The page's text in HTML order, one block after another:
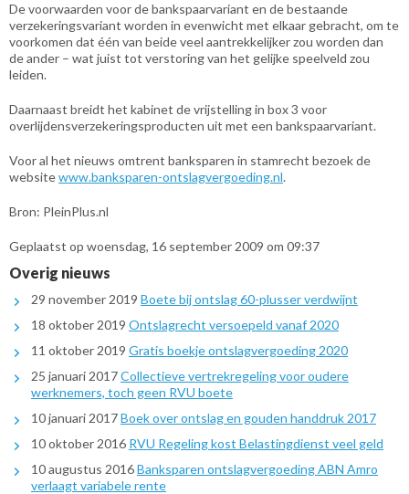
De voorwaarden voor de bankspaarvariant en de bestaande
verzekeringsvariant worden in evenwicht met elkaar gebracht, om te
voorkomen dat één van beide veel aantrekkelijker zou worden dan
de ander – wat juist tot verstoring van het gelijke speelveld zou
leiden.
Daarnaast breidt het kabinet de vrijstelling in box 3 voor
overlijdensverzekeringsproducten uit met een bankspaarvariant.
Voor al het nieuws omtrent banksparen in stamrecht bezoek de
websitewww.banksparen-ontslagvergoeding.nl.
Bron: PleinPlus.nl
Geplaatst op woensdag, 16 september 2009 om 09:37
Overig nieuws
29 november 2019 Boete bij ontslag 60-plusser verdwijnt
18 oktober 2019 Ontslagrecht versoepeld vanaf 2020
11 oktober 2019 Gratis boekje ontslagvergoeding 2020
25 januari 2017Collectieve vertrekregeling voor oudere
werknemers, toch geen RVU boete
10 januari 2017Boek over ontslag en gouden handdruk 2017
10 oktober 2016 RVU Regeling kost Belastingdienst veel geld
10 augustus 2016Banksparen ontslagvergoeding ABN Amro
verlaagt variabele rente